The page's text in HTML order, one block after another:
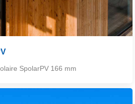
SpolarPV 166 mm